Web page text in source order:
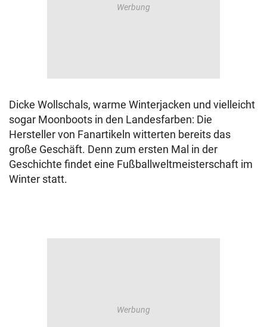
Dicke Wollschals, warme Winterjacken und vielleicht
sogar Moonboots in den Landesfarben: Die
Hersteller von Fanartikeln witterten bereits das
große Geschäft. Denn zum ersten Mal in der
Geschichte findet eine Fußballweltmeisterschaft im
Winter statt.